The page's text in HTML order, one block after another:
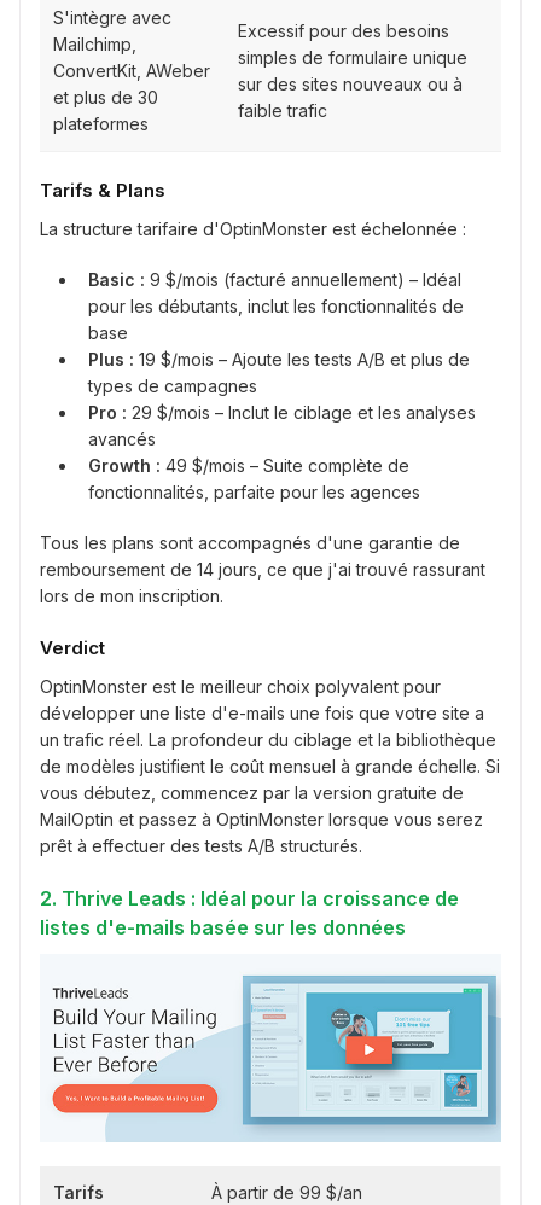
S'intègre avec
Mailchimp,
ConvertKit, AWeber
et plus de 30
plateformes
Excessif pour des besoins
simples de formulaire unique
sur des sites nouveaux ou à
faible trafic
Tarifs & Plans
La structure tarifaire d'OptinMonster est échelonnée :
Basic : 9 $/mois (facturé annuellement) – Idéal
pour les débutants, inclut les fonctionnalités de
base
Plus : 19 $/mois – Ajoute les tests A/B et plus de
types de campagnes
Pro : 29 $/mois – Inclut le ciblage et les analyses
avancés
Growth : 49 $/mois – Suite complète de
fonctionnalités, parfaite pour les agences
Tous les plans sont accompagnés d'une garantie de
remboursement de 14 jours, ce que j'ai trouvé rassurant
lors de mon inscription.
Verdict
OptinMonster est le meilleur choix polyvalent pour
développer une liste d'e-mails une fois que votre site a
un trafic réel. La profondeur du ciblage et la bibliothèque
de modèles justifient le coût mensuel à grande échelle. Si
vous débutez, commencez par la version gratuite de
MailOptin et passez à OptinMonster lorsque vous serez
prêt à effectuer des tests A/B structurés.
2. Thrive Leads : Idéal pour la croissance de
listes d'e-mails basée sur les données
Tarifs À partir de 99 $/an